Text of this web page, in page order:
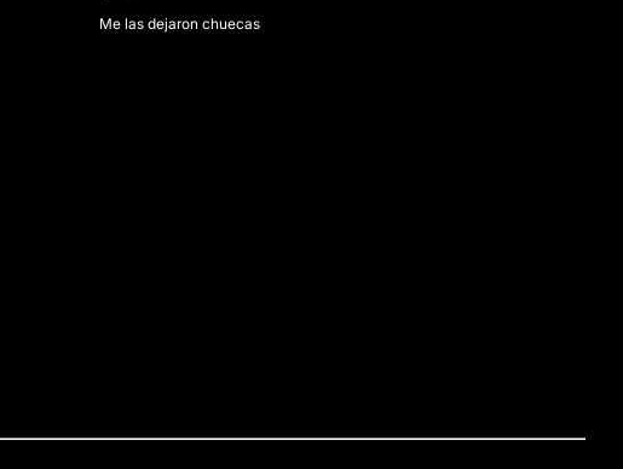
Me las dejaron chuecas